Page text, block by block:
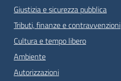
Giustizia e sicurezza pubblica
Tributi, finanze e contravvenzioni
Cultura e tempo libero
Ambiente
Autorizzazioni